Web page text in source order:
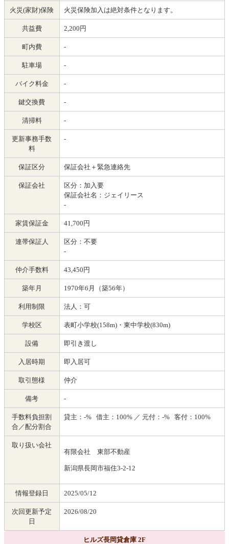
火災(家財)保険 火災保険加入は絶対条件となります。
共益費 2,200円
町内費 -
駐車場 -
バイク料金 -
鍵交換費 -
清掃料 -
更新事務手数
料
-
保証区分 保証会社＋緊急連絡先
保証会社
区分：加入要
保証会社名：ジェイリース
-
家賃保証金 41,700円
連帯保証人
区分：不要
-
仲介手数料 43,450円
築年月 1970年6月（築56年）
利用制限 法人：可
学校区 表町小学校(158m)・東中学校(830m)
設備 即引き渡し
入居時期 即入居可
取引態様 仲介
備考 -
手数料負担割
合／配分割合
貸主：-% 借主：100% ／ 元付：-% 客付：100%
取り扱い会社
有限会社 東部不動産
新潟県長岡市福住3-2-12
情報登録日 2025/05/12
次回更新予定
日
2026/08/20
ヒルズ長岡貸倉庫 2F